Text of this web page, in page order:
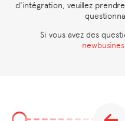
d'intégration, veuillez
Si vous avez des